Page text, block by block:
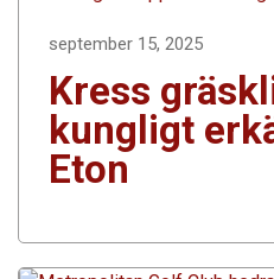
september 15, 2025
Kress
kungligt
Eton